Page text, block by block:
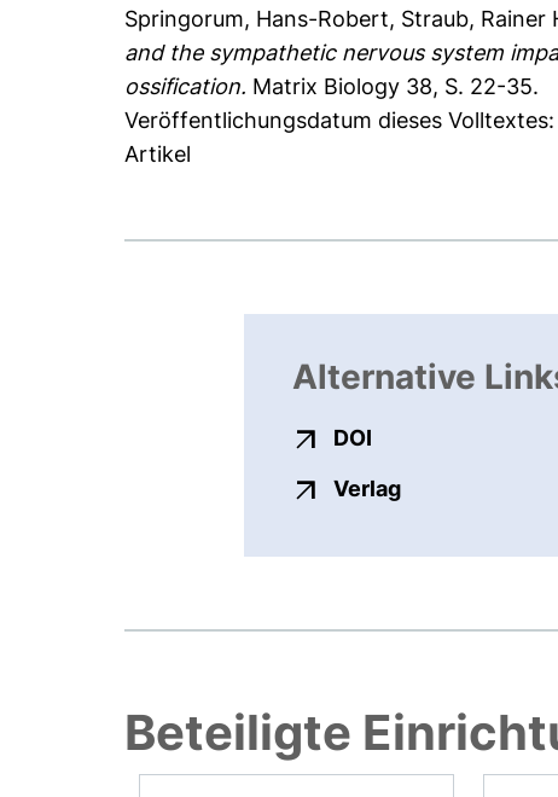
Springorum, Hans-Robert, Straub, Rainer
and the sympathetic nervous system
ossification. Matrix Biology 38, S. 22-35.
Veröffentlichungsdatum dieses
Artikel
Alternative
DOI
Verlagexterner Link,
Beteiligte